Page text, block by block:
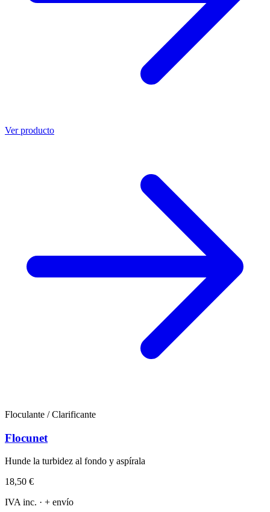
Ver producto
Floculante / Clarificante
Flocunet
Hunde la turbidez al fondo y aspírala
18,50 €
IVA inc. · + envío